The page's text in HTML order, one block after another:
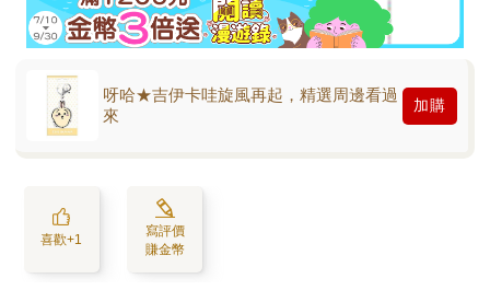
呀哈★吉伊卡哇旋風再起，精選周邊看過
來
加購
喜歡+1
寫評價
賺金幣